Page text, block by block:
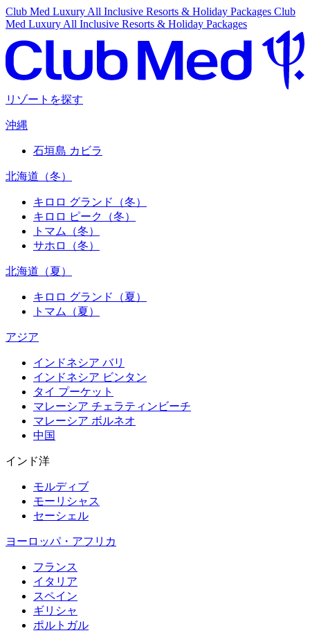
Club Med Luxury All Inclusive Resorts & Holiday Packages Club
Med Luxury All Inclusive Resorts & Holiday Packages
リゾートを探す
沖縄
石垣島 カビラ
北海道（冬）
キロロ グランド（冬）
キロロ ピーク（冬）
トマム（冬）
サホロ（冬）
北海道（夏）
キロロ グランド（夏）
トマム（夏）
アジア
インドネシア バリ
インドネシア ビンタン
タイ プーケット
マレーシア チェラティンビーチ
マレーシア ボルネオ
中国
インド洋
モルディブ
モーリシャス
セーシェル
ヨーロッパ・アフリカ
フランス
イタリア
スペイン
ギリシャ
ポルトガル